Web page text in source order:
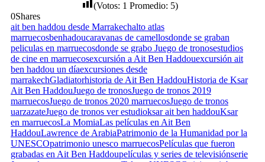
(Votos: 1 Promedio: 5)
0Shares
ait ben haddou desde Marrakechalto atlas
marruecosbenhadoucaravanas de camellosdonde se graban
peliculas en marruecosdonde se grabo Juego de tronosestudios
de cine en marruecosexcursión a Ait Ben Haddouexcursión ait
ben haddou un díaexcursiones desde
marrakechGladiatorhistoria de Ait Ben HaddouHistoria de Ksar
Ait Ben HaddouJuego de tronosJuego de tronos 2019
marruecosJuego de tronos 2020 marruecosJuego de tronos
uarzazateJuego de tronos ver estudioksar ait ben haddouKsar
en marruecosLa MomiaLas películas en Ait Ben
HaddouLawrence de ArabiaPatrimonio de la Humanidad por la
UNESCOpatrimonio unesco marruecosPelículas que fueron
grabadas en Ait Ben Haddoupelículas y series de televisiónserie